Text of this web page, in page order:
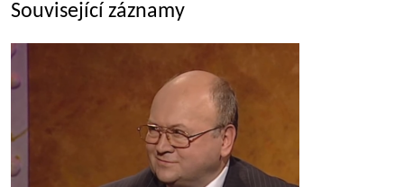
Související záznamy